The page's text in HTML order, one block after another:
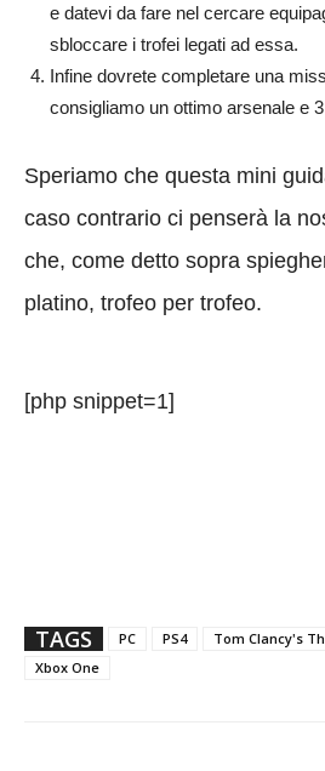
e datevi da fare nel cercare
sbloccare i trofei legati ad essa.
Infine dovrete completare una
consigliamo un ottimo arsenale e
Speriamo che questa mini
caso contrario ci penserà la
che, come detto sopra
platino, trofeo per trofeo.
[php snippet=1]
TAGS PC PS4 Tom Clancy's
Xbox One